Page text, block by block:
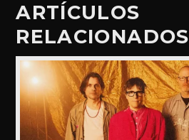
ARTÍCULOS
RELACIONADOS